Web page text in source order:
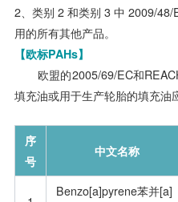
2、类别 2 和类别 3 中 2009/48/
用的所有其他产品。
【欧标PAHs】
欧盟的2005/69/EC和
填充油或用于生产轮胎的填充油
序
号
中文名称
Benzo[a]pyrene苯并[a]